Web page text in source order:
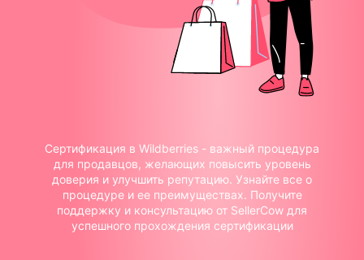
Сертификация в Wildberries - важный процедура
для продавцов, желающих повысить уровень
доверия и улучшить репутацию. Узнайте все о
процедуре и ее преимуществах. Получите
поддержку и консультацию от SellerCow для
успешного прохождения сертификации